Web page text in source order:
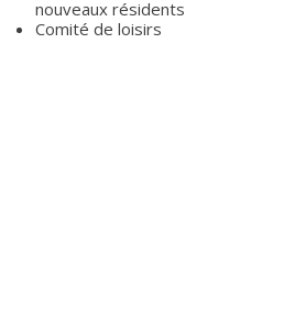
nouveaux résidents
Comité de loisirs